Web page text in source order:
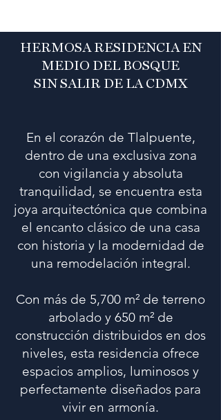
HERMOSA RESIDENCIA EN
MEDIO DEL BOSQUE
SIN SALIR DE LA CDMX
En el corazón de Tlalpuente,
dentro de una exclusiva zona
con vigilancia y absoluta
tranquilidad, se encuentra esta
joya arquitectónica que combina
el encanto clásico de una casa
con historia y la modernidad de
una remodelación integral.
Con más de 5,700 m² de terreno
arbolado y 650 m² de
construcción distribuidos en dos
niveles, esta residencia ofrece
espacios amplios, luminosos y
perfectamente diseñados para
vivir en armonía.